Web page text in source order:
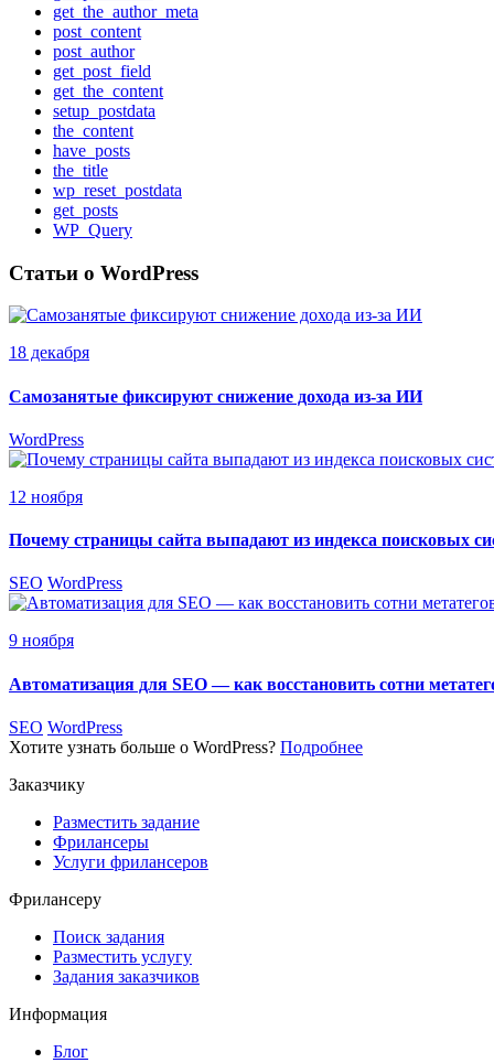
get_the_author_meta
post_content
post_author
get_post_field
get_the_content
setup_postdata
the_content
have_posts
the_title
wp_reset_postdata
get_posts
WP_Query
Статьи о WordPress
18 декабря
Самозанятые фиксируют снижение дохода из-за ИИ
WordPress
12 ноября
Почему страницы сайта выпадают из индекса поисковых
SEO WordPress
9 ноября
Автоматизация для SEO — как восстановить сотни
SEO WordPress
Хотите узнать больше о WordPress? Подробнее
Заказчику
Разместить задание
Фрилансеры
Услуги фрилансеров
Фрилансеру
Поиск задания
Разместить услугу
Задания заказчиков
Информация
Блог